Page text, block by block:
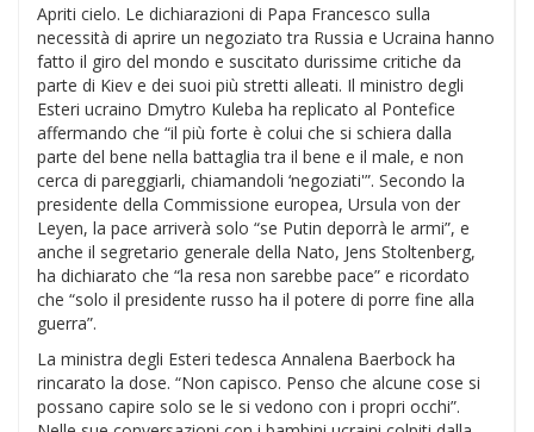
Apriti cielo. Le dichiarazioni di Papa Francesco sulla
necessità di aprire un negoziato tra Russia e Ucraina hanno
fatto il giro del mondo e suscitato durissime critiche da
parte di Kiev e dei suoi più stretti alleati. Il ministro degli
Esteri ucraino Dmytro Kuleba ha replicato al Pontefice
affermando che “il più forte è colui che si schiera dalla
parte del bene nella battaglia tra il bene e il male, e non
cerca di pareggiarli, chiamandoli ‘negoziati'”. Secondo la
presidente della Commissione europea, Ursula von der
Leyen, la pace arriverà solo “se Putin deporrà le armi”, e
anche il segretario generale della Nato, Jens Stoltenberg,
ha dichiarato che “la resa non sarebbe pace” e ricordato
che “solo il presidente russo ha il potere di porre fine alla
guerra”.
La ministra degli Esteri tedesca Annalena Baerbock ha
rincarato la dose. “Non capisco. Penso che alcune cose si
possano capire solo se le si vedono con i propri occhi”.